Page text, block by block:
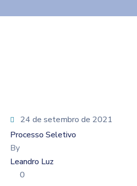
24 de setembro de 2021
Processo Seletivo
By
Leandro Luz
0